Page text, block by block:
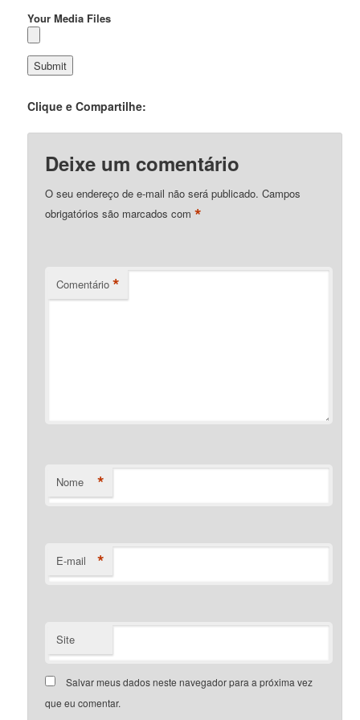
Your Media Files
Clique e Compartilhe:
Deixe um comentário
O seu endereço de e-mail não será publicado. Campos
obrigatórios são marcados com*
Comentário *
Nome *
E-mail *
Site
Salvar meus dados neste navegador para a próxima vez
que eu comentar.